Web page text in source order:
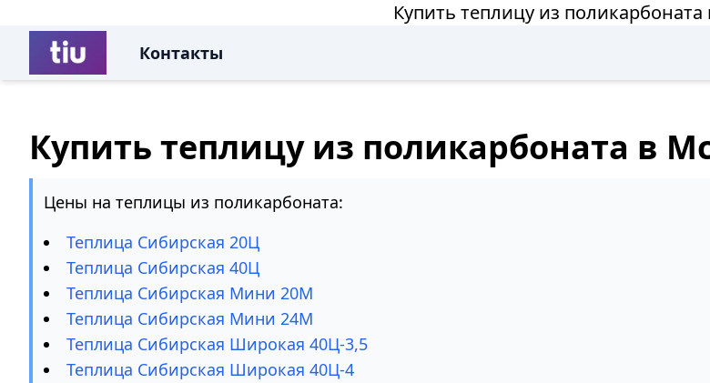
Купить теплицу из
Контакты
Купить теплицу из поликарбоната в
Цены на теплицы из поликарбоната:
Теплица Сибирская 20Ц
Теплица Сибирская 40Ц
Теплица Сибирская Мини 20М
Теплица Сибирская Мини 24М
Теплица Сибирская Широкая 40Ц-3,5
Теплица Сибирская Широкая 40Ц-4